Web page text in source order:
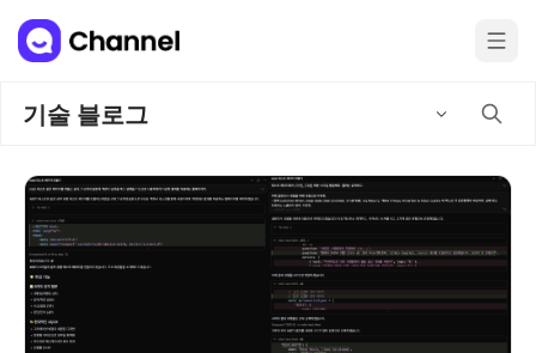
기술 블로그